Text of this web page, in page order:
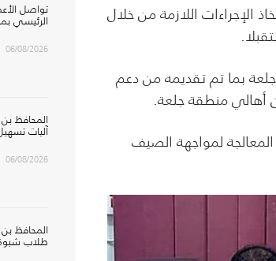
الإجراءات اللازمة من خلال
جلعة بما تم تقديمه من دعم
أهالي منطقة جلعة.
لمواجهة الصيف
تواصل
الرئيسي
06/08/2026
المحافظ
آليات
06/08/2026
المحافظ
طلاب